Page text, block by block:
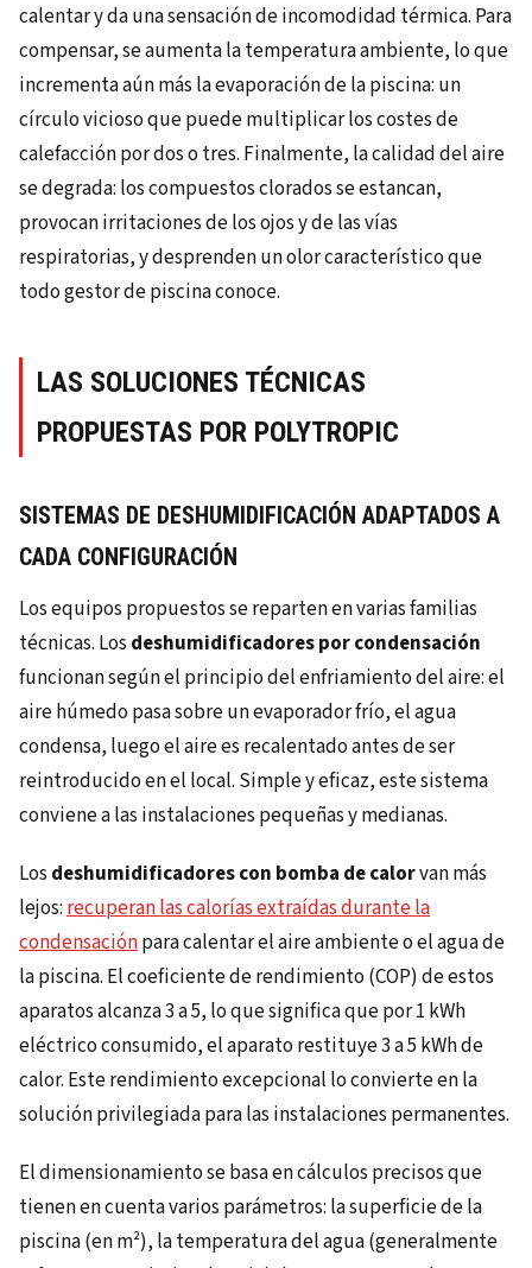
calentar y da una sensación de incomodidad térmica. Para
compensar, se aumenta la temperatura ambiente, lo que
incrementa aún más la evaporación de la piscina: un
círculo vicioso que puede multiplicar los costes de
calefacción por dos o tres. Finalmente, la calidad del aire
se degrada: los compuestos clorados se estancan,
provocan irritaciones de los ojos y de las vías
respiratorias, y desprenden un olor característico que
todo gestor de piscina conoce.
LAS SOLUCIONES TÉCNICAS
PROPUESTAS POR POLYTROPIC
SISTEMAS DE DESHUMIDIFICACIÓN ADAPTADOS A
CADA CONFIGURACIÓN
Los equipos propuestos se reparten en varias familias
técnicas. Los deshumidificadores por condensación
funcionan según el principio del enfriamiento del aire: el
aire húmedo pasa sobre un evaporador frío, el agua
condensa, luego el aire es recalentado antes de ser
reintroducido en el local. Simple y eficaz, este sistema
conviene a las instalaciones pequeñas y medianas.
Los deshumidificadores con bomba de calorvan más
lejos: recuperan las calorías extraídas durante la
condensaciónpara calentar el aire ambiente o el agua de
la piscina. El coeficiente de rendimiento (COP) de estos
aparatos alcanza 3 a 5, lo que significa que por 1 kWh
eléctrico consumido, el aparato restituye 3 a 5 kWh de
calor. Este rendimiento excepcional lo convierte en la
solución privilegiada para las instalaciones permanentes.
El dimensionamiento se basa en cálculos precisos que
tienen en cuenta varios parámetros: la superficie de la
piscina (en m²), la temperatura del agua (generalmente